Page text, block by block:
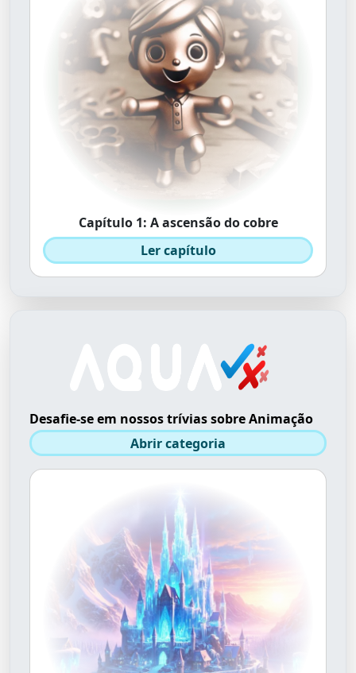
Capítulo 1: A ascensão do cobre
Ler capítulo
Desafie-se em nossos trívias sobre Animação
Abrir categoria